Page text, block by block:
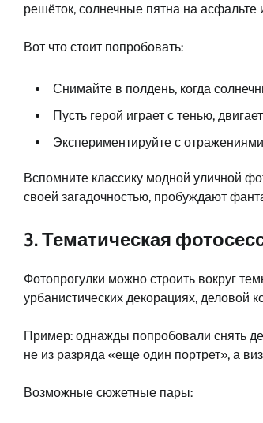
решёток, солнечные пятна на асфальте
Вот что стоит попробовать:
Снимайте в полдень, когда
Пусть герой играет с тенью,
Экспериментируйте с
Вспомните классику модной уличной
своей загадочностью, пробуждают
3. Тематическая
Фотопрогулки можно строить вокруг
урбанистических декорациях,
Пример: однажды попробовали снять
не из разряда «еще один портрет», а
Возможные сюжетные пары: